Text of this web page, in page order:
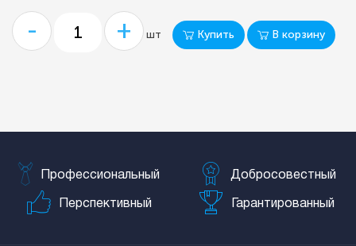
- + шт Купить В корзину
Профессиональный Добросовестный
Перспективный Гарантированный